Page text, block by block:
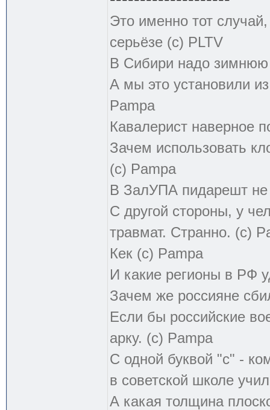
Это именно тот
серьёзе (с) PLTV
В Сибири надо зимнюю
А мы это установили
Pampa
Кавалерист наверное
Зачем использовать
(с) Pampa
В ЗалУПА пидарешт не
С другой стороны, у
травмат. Странно. (с)
Кек (с) Pampa
И какие регионы в РФ
Зачем же россияне
Если бы российские
арку. (с) Pampa
С одной буквой "с" -
в советской школе
А какая толщина